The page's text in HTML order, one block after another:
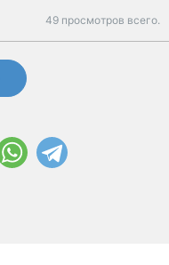
49 просмотров всего.